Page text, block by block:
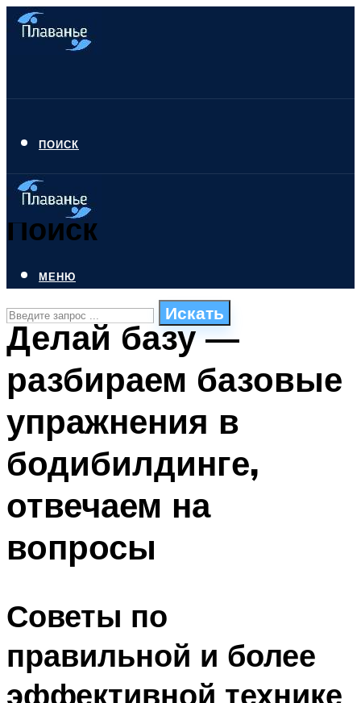
ПОИСК
Поиск
Искать
ПЛАВАНЬЕ ДЛЯ ДЕТЕЙ
БАССЕЙН ДЛЯ ДОМА
ОЧИСТКА БАССЕЙНОВ
МЕНЮ
МЕНЮ
Делай базу —
разбираем базовые
упражнения в
бодибилдинге,
отвечаем на
вопросы
Советы по
правильной и более
эффективной технике